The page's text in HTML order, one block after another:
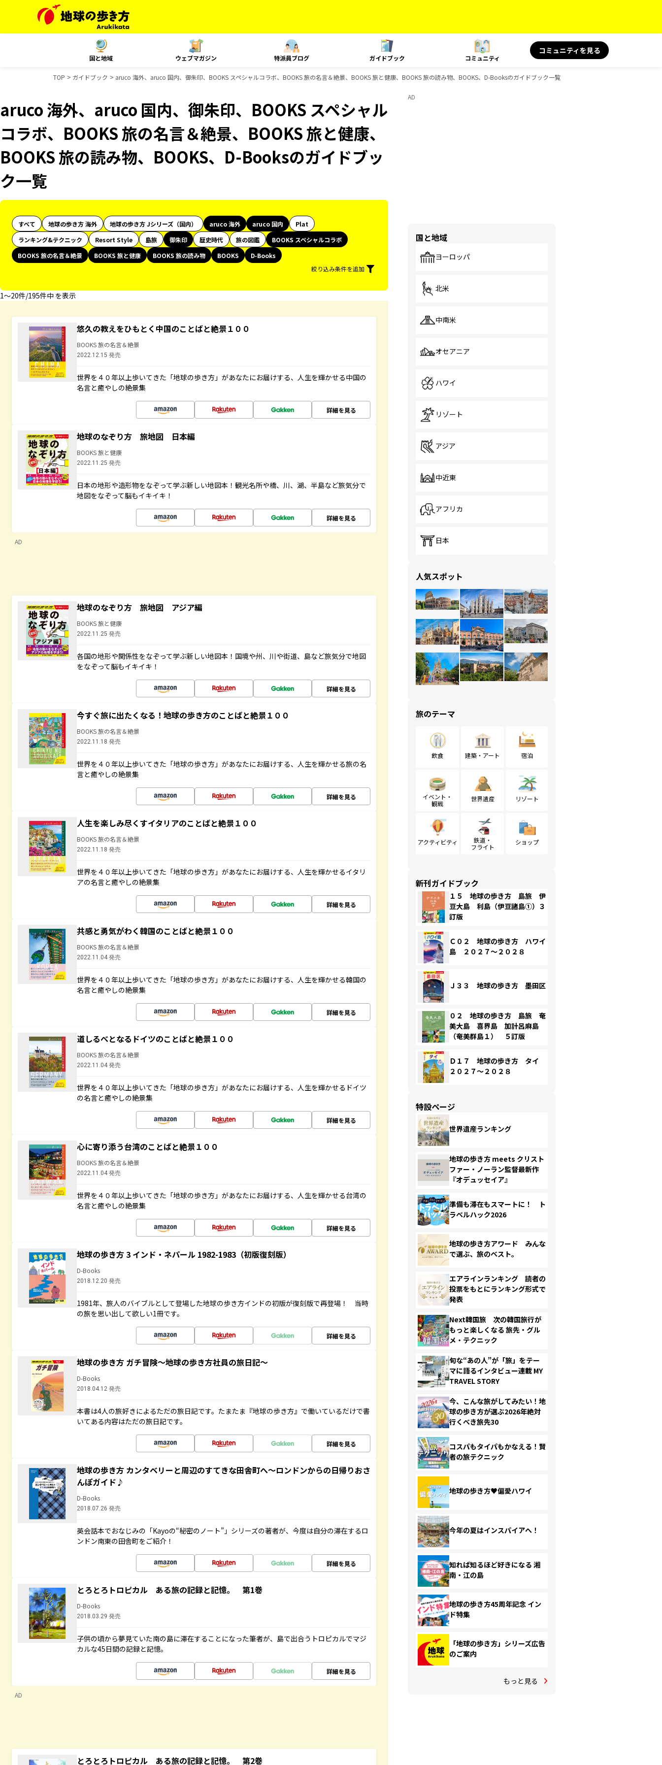
国と地域 ウェブマガジン 特派員ブログ ガイドブック コミュニティ
コミュニティを見る
TOP ガイドブック aruco 海外、aruco 国内、御朱印、BOOKS スペシャルコラボ、BOOKS 旅の名言＆絶景、BOOKS 旅と健康、BOOKS 旅の読み物、BOOKS、D-Booksのガイドブック一覧
aruco 海外、aruco 国内、御朱印、BOOKS スペシャル
コラボ、BOOKS 旅の名言＆絶景、BOOKS 旅と健康、
BOOKS 旅の読み物、BOOKS、D-Booksのガイドブッ
ク一覧
すべて 地球の歩き方 海外 地球の歩き方 Jシリーズ（国内） aruco 海外 aruco 国内
Plat
ランキング&テクニック
Resort Style 島旅 御朱印 歴史時代 旅の図鑑
BOOKS スペシャルコラボ
BOOKS 旅の名言＆絶景
BOOKS 旅と健康 BOOKS 旅の読み物 BOOKS
D-Books
絞り込み条件を追加
1〜20件/195件中 を表示
悠久の教えをひもとく中国のことばと絶景１００
BOOKS 旅の名言＆絶景
2022.12.15 発売
世界を４０年以上歩いてきた「地球の歩き方」があなたにお届けする、人生を輝かせる中国の
名言と癒やしの絶景集
詳細を見る
地球のなぞり方 旅地図 日本編
BOOKS 旅と健康
2022.11.25 発売
日本の地形や造形物をなぞって学ぶ新しい地図本！観光名所や橋、川、湖、半島など旅気分で
地図をなぞって脳もイキイキ！
詳細を見る
AD
地球のなぞり方 旅地図 アジア編
BOOKS 旅と健康
2022.11.25 発売
各国の地形や関係性をなぞって学ぶ新しい地図本！国境や州、川や街道、島など旅気分で地図
をなぞって脳もイキイキ！
詳細を見る
今すぐ旅に出たくなる！地球の歩き方のことばと絶景１００
BOOKS 旅の名言＆絶景
2022.11.18 発売
世界を４０年以上歩いてきた「地球の歩き方」があなたにお届けする、人生を輝かせる旅の名
言と癒やしの絶景集
詳細を見る
人生を楽しみ尽くすイタリアのことばと絶景１００
BOOKS 旅の名言＆絶景
2022.11.18 発売
世界を４０年以上歩いてきた「地球の歩き方」があなたにお届けする、人生を輝かせるイタリ
アの名言と癒やしの絶景集
詳細を見る
共感と勇気がわく韓国のことばと絶景１００
BOOKS 旅の名言＆絶景
2022.11.04 発売
世界を４０年以上歩いてきた「地球の歩き方」があなたにお届けする、人生を輝かせる韓国の
名言と癒やしの絶景集
詳細を見る
道しるべとなるドイツのことばと絶景１００
BOOKS 旅の名言＆絶景
2022.11.04 発売
世界を４０年以上歩いてきた「地球の歩き方」があなたにお届けする、人生を輝かせるドイツ
の名言と癒やしの絶景集
詳細を見る
心に寄り添う台湾のことばと絶景１００
BOOKS 旅の名言＆絶景
2022.11.04 発売
世界を４０年以上歩いてきた「地球の歩き方」があなたにお届けする、人生を輝かせる台湾の
名言と癒やしの絶景集
詳細を見る
地球の歩き方 3 インド・ネパール 1982-1983（初版復刻版）
D-Books
2018.12.20 発売
1981年、旅人のバイブルとして登場した地球の歩き方インドの初版が復刻版で再登場！ 当時
の旅を思い出して欲しい1冊です。
詳細を見る
地球の歩き方 ガチ冒険～地球の歩き方社員の旅日記～
D-Books
2018.04.12 発売
本書は4人の旅好きによるただの旅日記です。たまたま『地球の歩き方』で働いているだけで書
いてある内容はただの旅日記です。
詳細を見る
地球の歩き方 カンタベリーと周辺のすてきな田舎町へ～ロンドンからの日帰りおさ
んぽガイド♪
D-Books
2018.07.26 発売
英会話本でおなじみの「Kayoの“秘密のノート”」シリーズの著者が、今度は自分の滞在するロ
ンドン南東の田舎町をご紹介！
詳細を見る
とろとろトロピカル ある旅の記録と記憶。 第1巻
D-Books
2018.03.29 発売
子供の頃から夢見ていた南の島に滞在することになった筆者が、島で出合うトロピカルでマジ
カルな45日間の記録と記憶。
詳細を見る
AD
とろとろトロピカル ある旅の記録と記憶。 第2巻
AD
国と地域
ヨーロッパ
北米
中南米
オセアニア
ハワイ
リゾート
アジア
中近東
アフリカ
日本
人気スポット
旅のテーマ
飲食 建築・アート 宿泊
イベント・
観戦
世界遺産 リゾート
アクティビティ
鉄道・
フライト
ショップ
新刊ガイドブック
１５ 地球の歩き方 島旅 伊
豆大島 利島（伊豆諸島①）３
訂版
Ｃ０２ 地球の歩き方 ハワイ
島 ２０２７～２０２８
Ｊ３３ 地球の歩き方 墨田区
０２ 地球の歩き方 島旅 奄
美大島 喜界島 加計呂麻島
（奄美群島１） ５訂版
Ｄ１７ 地球の歩き方 タイ
２０２７～２０２８
特設ページ
世界遺産ランキング
地球の歩き方 meets クリスト
ファー・ノーラン監督最新作
『オデュッセイア』
準備も滞在もスマートに！ ト
ラベルハック2026
地球の歩き方アワード みんな
で選ぶ、旅のベスト。
エアラインランキング 読者の
投票をもとにランキング形式で
発表
Next韓国旅 次の韓国旅行が
もっと楽しくなる 旅先・グル
メ・テクニック
旬な“あの人”が「旅」をテー
マに語るインタビュー連載 MY
TRAVEL STORY
今、こんな旅がしてみたい！地
球の歩き方が選ぶ2026年絶対
行くべき旅先30
コスパもタイパもかなえる！賢
者の旅テクニック
地球の歩き方♥偏愛ハワイ
今年の夏はインスパイアへ！
知れば知るほど好きになる 湘
南・江の島
地球の歩き方45周年記念 イン
ド特集
「地球の歩き方」シリーズ広告
のご案内
もっと見る